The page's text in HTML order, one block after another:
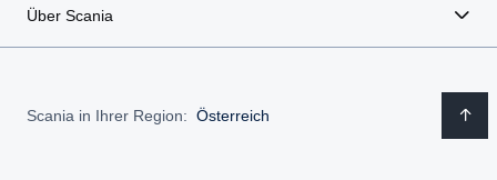
Über Scania
Scania in Ihrer Region: Österreich